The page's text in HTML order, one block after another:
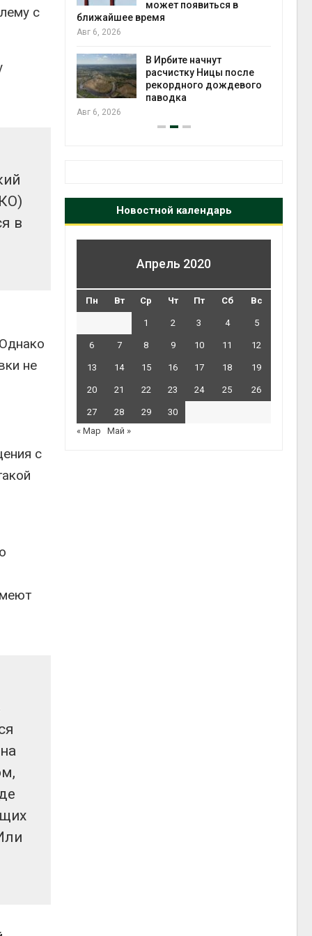
с
в
не
с
появиться в
Ницы после
дождевого
Авг 5, 2026
крокодилов для
израильской тюрьмы
Авг 5, 2026
Новостной календарь
Апрель 2020
Пн Вт Ср Чт Пт Сб Вс
1 2 3 4 5
6 7 8 9 10 11 12
13 14 15 16 17 18 19
20 21 22 23 24 25 26
27 28 29
30
« Мар
Май »